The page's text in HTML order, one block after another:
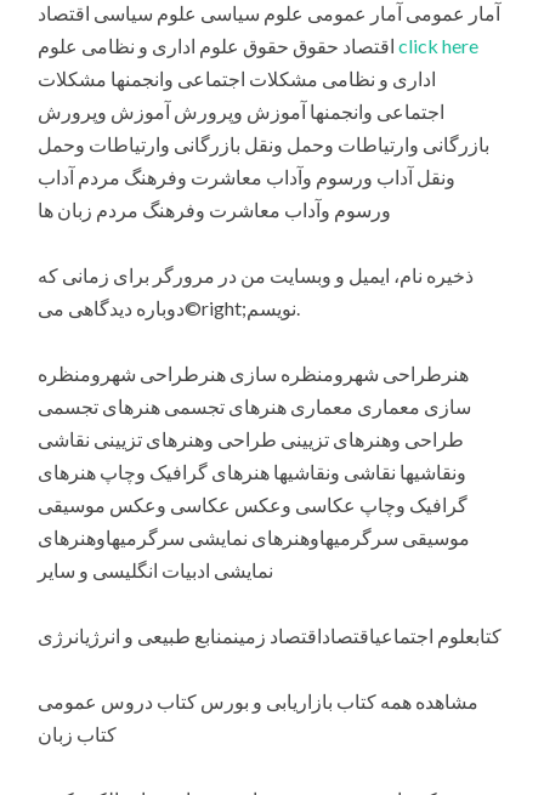
آمار عمومی آمار عمومی علوم سیاسی علوم سیاسی اقتصاد
اقتصاد حقوق حقوق علوم اداری و نظامی علومclick here
اداری و نظامی مشکلات اجتماعی وانجمنها مشکلات
اجتماعی وانجمنها آموزش وپرورش آموزش وپرورش
بازرگانی وارتیاطات وحمل ونقل بازرگانی وارتیاطات وحمل
ونقل آداب ورسوم وآداب معاشرت وفرهنگ مردم آداب
ورسوم وآداب معاشرت وفرهنگ مردم زبان ها
ذخیره نام، ایمیل و وبسایت من در مرورگر برای زمانی که
دوباره دیدگاهی می©right;نویسم.
هنرطراحی شهرومنظره سازی هنرطراحی شهرومنظره
سازی معماری معماری هنرهای تجسمی هنرهای تجسمی
طراحی وهنرهای تزیینی طراحی وهنرهای تزیینی نقاشی
ونقاشیها نقاشی ونقاشیها هنرهای گرافیک وچاپ هنرهای
گرافیک وچاپ عکاسی وعکس عکاسی وعکس موسیقی
موسیقی سرگرمیهاوهنرهای نمایشی سرگرمیهاوهنرهای
نمایشی ادبیات انگلیسی و سایر
کتابعلوم اجتماعیاقتصاداقتصاد زمینمنابع طبیعی و انرژیانرژی
مشاهده همه کتاب بازاریابی و بورس کتاب دروس عمومی
کتاب زبان